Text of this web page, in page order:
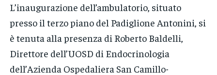
L’inaugurazione dell’ambulatorio, situato
presso il terzo piano del Padiglione Antonini, si
è tenuta alla presenza di Roberto Baldelli,
Direttore dell’UOSD di Endocrinologia
dell’Azienda Ospedaliera San Camillo-